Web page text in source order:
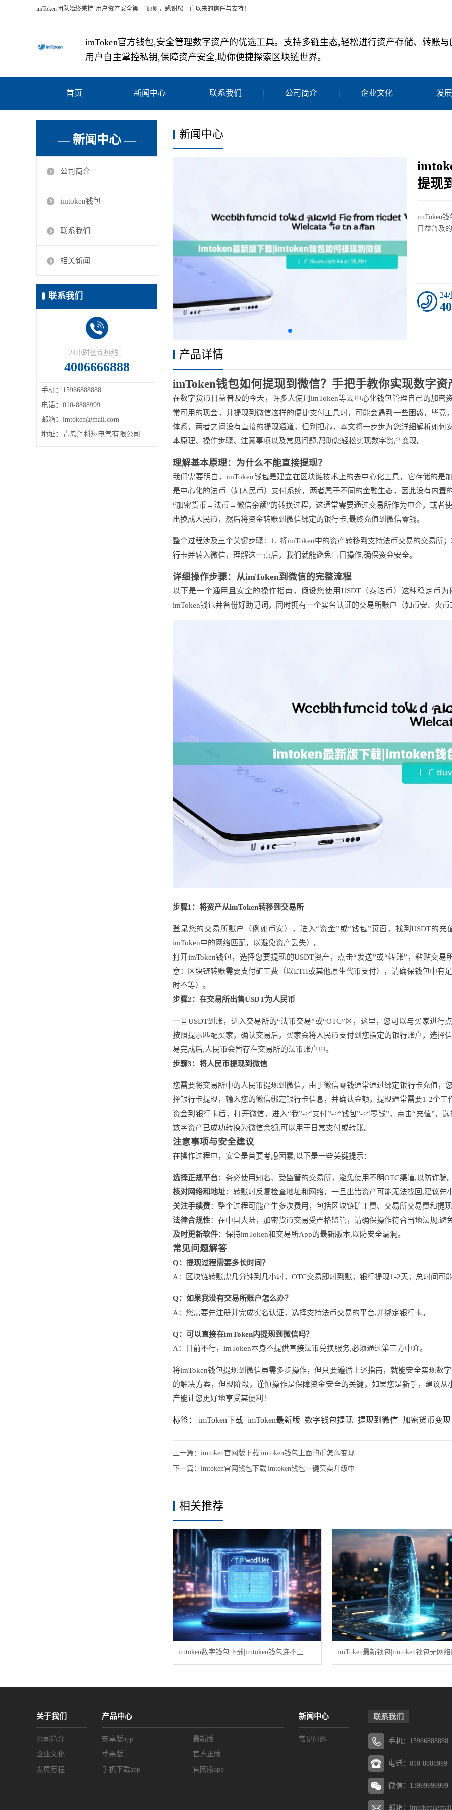
imToken团队始终秉持"用户资产安全第一"原则，感谢您一直以来的信任与支持！
imToken官方钱包,安全管理数字资产的优选工具。支持多链生态,轻松进行资产存储、转账
用户自主掌控私钥,保障资产安全,助你便捷探索区块链世界。
首页 新闻中心 联系我们 公司简介 企业文化 发
— 新闻中心 —
公司简介
imtoken钱包
联系我们
相关新闻
联系我们
24小时咨询热线：
4006666888
手机：15966888888
电话：010-8888999
邮箱：imtoken@mail.com
地址：青岛润科翔电气有限公司
新闻中心
提现
imToken
日益普及
24
产品详情
imToken钱包如何提现到微信？手把手教你实现数字资
在数字货币日益普及的今天，许多人使用imToken等去中心化钱包管理自己的加密
常可用的现金，并提现到微信这样的便捷支付工具时，可能会遇到一些困惑，毕竟
体系，两者之间没有直接的提现通道，但别担心，本文将一步步为您详细解析如何
本原理、操作步骤、注意事项以及常见问题,帮助您轻松实现数字资产变现。
理解基本原理：为什么不能直接提现？
我们需要明白，imToken钱包是建立在区块链技术上的去中心化工具，它存储的是
是中心化的法币（如人民币）支付系统，两者属于不同的金融生态，因此没有内置
“加密货币→法币→微信余额”的转换过程，这通常需要通过交易所作为中介，或者
出换成人民币，然后将资金转账到微信绑定的银行卡,最终充值到微信零钱。
整个过程涉及三个关键步骤：1. 将imToken中的资产转移到支持法币交易的交易所
行卡并转入微信，理解这一点后，我们就能避免盲目操作,确保资金安全。
详细操作步骤：从imToken到微信的完整流程
以下是一个通用且安全的操作指南，假设您使用USDT（泰达币）这种稳定币
imToken钱包并备份好助记词，同时拥有一个实名认证的交易所账户（如币安、火
步骤1：将资产从imToken转移到交易所
登录您的交易所账户（例如币安），进入“资金”或“钱包”页面，找到USDT的充
imToken中的网络匹配，以避免资产丢失）。
打开imToken钱包，选择您要提现的USDT资产，点击“发送”或“转账”，粘贴交
意：区块链转账需要支付矿工费（以ETH或其他原生代币支付），请确保钱包中有
时不等）。
步骤2：在交易所出售USDT为人民币
一旦USDT到账，进入交易所的“法币交易”或“OTC”区，这里，您可以与买家进
按照提示匹配买家，确认交易后，买家会将人民币支付到您指定的银行账户，选择
易完成后,人民币会暂存在交易所的法币账户中。
步骤3：将人民币提现到微信
您需要将交易所中的人民币提现到微信，由于微信零钱通常通过绑定银行卡充值，
择银行卡提现，输入您的微信绑定银行卡信息，并确认金额，提现通常需要1-2个工
资金到银行卡后，打开微信，进入“我”->“支付”->“钱包”->“零钱”，点击“充值”
数字资产已成功转换为微信余额,可以用于日常支付或转账。
注意事项与安全建议
在操作过程中，安全是首要考虑因素,以下是一些关键提示：
选择正规平台：务必使用知名、受监管的交易所，避免使用不明OTC渠道,以防诈骗
核对网络和地址：转账时反复检查地址和网络，一旦出错资产可能无法找回,建议先
关注手续费：整个过程可能产生多次费用，包括区块链矿工费、交易所交易费和提
法律合规性：在中国大陆，加密货币交易受严格监管，请确保操作符合当地法规,避
及时更新软件：保持imToken和交易所App的最新版本,以防安全漏洞。
常见问题解答
Q：提现过程需要多长时间？
A：区块链转账需几分钟到几小时，OTC交易即时到账，银行提现1-2天，总时间可
Q：如果我没有交易所账户怎么办？
A：您需要先注册并完成实名认证，选择支持法币交易的平台,并绑定银行卡。
Q：可以直接在imToken内提现到微信吗？
A：目前不行，imToken本身不提供直接法币兑换服务,必须通过第三方中介。
将imToken钱包提现到微信虽需多步操作，但只要遵循上述指南，就能安全实现数
的解决方案，但现阶段，谨慎操作是保障资金安全的关键，如果您是新手，建议
产能让您更好地享受其便利！
标签： imToken下载 imToken最新版 数字钱包提现 提现到微信 加密货币变现
上一篇： imtoken官网版下载|imtoken钱包上面的币怎么变现
下一篇： imtoken官网钱包下载|imtoken钱包一键买卖升级中
相关推荐
关于我们
公司简介
企业文化
发展历程
产品中心
安卓版app
最新版
苹果版
官方正版
手机下载app
官网版app
新闻中心
常见问题
联系我们
手机：15966888888
电话：010-8888999
微信：13999999999
邮箱：